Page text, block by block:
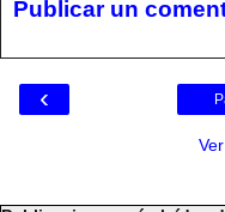
Publicar un
‹